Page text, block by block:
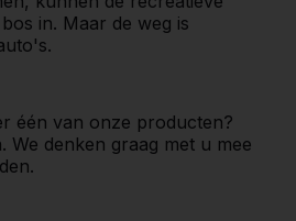
in. Maar de weg is
één van onze producten?
We denken graag met u mee